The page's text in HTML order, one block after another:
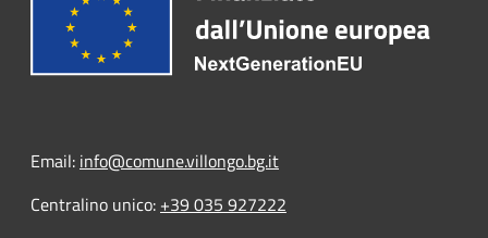
Email: info@comune.villongo.bg.it
Centralino unico: +39 035 927222